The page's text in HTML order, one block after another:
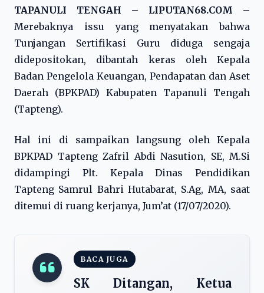
TAPANULI TENGAH – LIPUTAN68.COM –
Merebaknya issu yang menyatakan bahwa
Tunjangan Sertifikasi Guru diduga sengaja
didepositokan, dibantah keras oleh Kepala
Badan Pengelola Keuangan, Pendapatan dan Aset
Daerah (BPKPAD) Kabupaten Tapanuli Tengah
(Tapteng).
Hal ini di sampaikan langsung oleh Kepala
BPKPAD Tapteng Zafril Abdi Nasution, SE, M.Si
didampingi Plt. Kepala Dinas Pendidikan
Tapteng Samrul Bahri Hutabarat, S.Ag, MA, saat
ditemui di ruang kerjanya, Jum’at (17/07/2020).
BACA JUGA
SK Ditangan, Ketua